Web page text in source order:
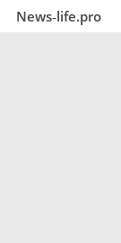
News‑life.pro